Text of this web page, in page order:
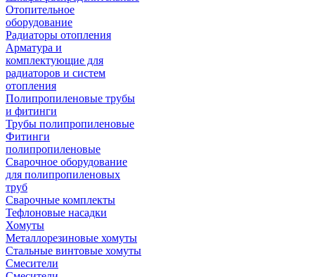
Отопительное
оборудование
Радиаторы отопления
Арматура и
комплектующие для
радиаторов и систем
отопления
Полипропиленовые трубы
и фитинги
Трубы полипропиленовые
Фитинги
полипропиленовые
Сварочное оборудование
для полипропиленовых
труб
Сварочные комплекты
Тефлоновые насадки
Хомуты
Металлорезиновые хомуты
Стальные винтовые хомуты
Смесители